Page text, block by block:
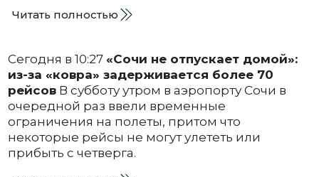
Читать полностью
Сегодня в 10:27 «Сочи не отпускает домой»:
из-за «ковра» задерживается более 70
рейсовВ субботу утром в аэропорту Сочи в
очередной раз ввели временные
ограничения на полеты, притом что
некоторые рейсы не могут улететь или
прибыть с четверга.